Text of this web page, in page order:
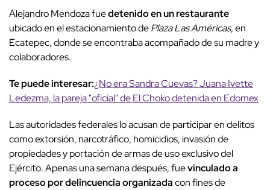
Alejandro Mendoza fuedetenido en un restaurante
ubicado en el estacionamiento dePlaza Las Américas, en
Ecatepec, donde se encontraba acompañado de su madre y
colaboradores.
Te puede interesar:¿No era Sandra Cuevas? Juana Ivette
Ledezma, la pareja "oficial" de El Choko detenida en Edomex
Las autoridades federales lo acusan de participar en delitos
como extorsión, narcotráfico, homicidios, invasión de
propiedades y portación de armas de uso exclusivo del
Ejército. Apenas una semana después, fuevinculado a
proceso por delincuencia organizadacon fines de